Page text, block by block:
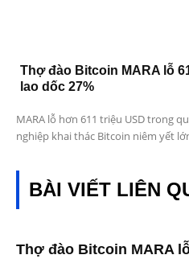
Thợ đào Bitcoin MARA lỗ
lao dốc 27%
MARA lỗ hơn 611 triệu USD trong
nghiệp khai thác Bitcoin niêm yết
BÀI VIẾT LIÊN
Thợ đào Bitcoin MARA